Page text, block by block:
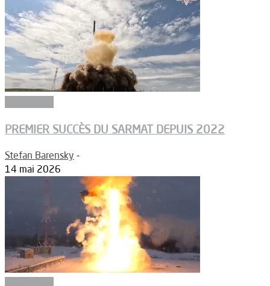
PREMIER SUCCÈS DU SARMAT DEPUIS 2022
Stefan Barensky -
14 mai 2026